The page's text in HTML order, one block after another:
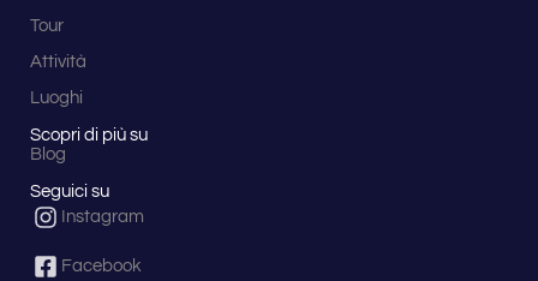
Tour
Attività
Luoghi
Scopri di più su
Blog
Seguici su
Instagram
Facebook